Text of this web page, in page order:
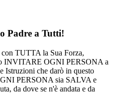
Padre a Tutti!
TUTTA la Sua Forza,
INVITARE OGNI PERSONA a
Istruzioni che darò in questo
PERSONA sia SALVA e
da dove se n'è andata e da